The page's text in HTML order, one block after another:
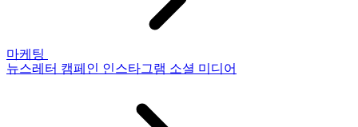
마케팅
뉴스레터 캠페인 인스타그램 소셜 미디어